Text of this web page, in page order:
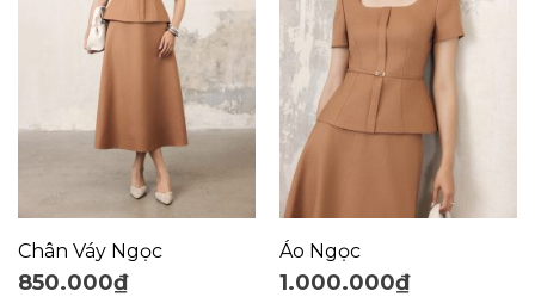
Chân Váy Ngọc
850.000₫
Áo Ngọc
1.000.000₫